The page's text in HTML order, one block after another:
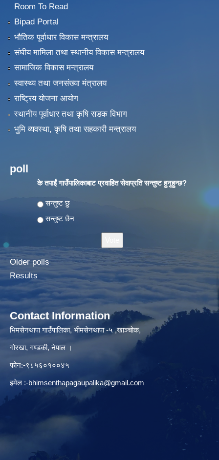
Room To Read
Bipad Portal
भौतिक पूर्वाधार विकास मन्त्रालय
संघीय मामिला तथा स्थानीय विकास मन्त्रालय
सामाजिक विकास मन्त्रालय
स्वास्थ्य तथा जनसंख्या मंत्रालय
राष्ट्रिय योजना आयोग
स्थानीय पूर्वाधार तथा कृषि सडक विभाग
भुमि व्यवस्था, कृषि तथा सहकारी मन्त्रालय
poll
के तपाईं गाउँपालिकाबाट प्रवाहित सेवाप्रति सन्तुष्ट हुनुहुन्छ?
Choices
सन्तुष्ट छु
सन्तुष्ट छैन
Older polls
Results
Contact Information
भिमसेनथापा गाउँपालिका, भीमसेनथापा -५ ,खाञ्चोक,
गोरखा, गण्डकी, नेपाल ।
फोन:-९८५६०१००४५
इमेल :-bhimsenthapagaupalika@gmail.com